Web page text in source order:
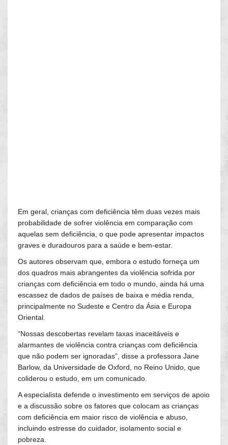
Em geral, crianças com deficiência têm duas vezes mais
probabilidade de sofrer violência em comparação com
aquelas sem deficiência, o que pode apresentar impactos
graves e duradouros para a saúde e bem-estar.
Os autores observam que, embora o estudo forneça um
dos quadros mais abrangentes da violência sofrida por
crianças com deficiência em todo o mundo, ainda há uma
escassez de dados de países de baixa e média renda,
principalmente no Sudeste e Centro da Ásia e Europa
Oriental.
“Nossas descobertas revelam taxas inaceitáveis ​​e
alarmantes de violência contra crianças com deficiência
que não podem ser ignoradas”, disse a professora Jane
Barlow, da Universidade de Oxford, no Reino Unido, que
coliderou o estudo, em um comunicado.
A especialista defende o investimento em serviços de apoio
e a discussão sobre os fatores que colocam as crianças
com deficiência em maior risco de violência e abuso,
incluindo estresse do cuidador, isolamento social e
pobreza.